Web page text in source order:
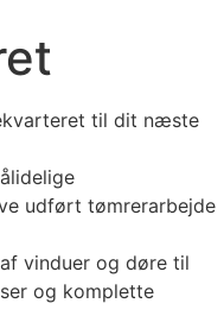
til dit næste
udført tømrerarbejde
vinduer og døre til
og komplette